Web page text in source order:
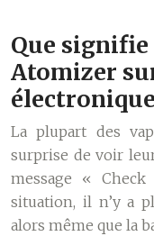
Que signifie
Atomizer
La plupart des
surprise de voir
message «
situation, il n’y a
alors même que la